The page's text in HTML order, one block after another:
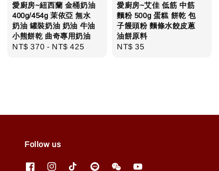
愛廚房~紐西蘭 金桶奶油
400g/454g 茉依亞 無水
奶油 罐裝奶油 奶油 牛油
小熊餅乾 曲奇專用奶油
Regular
NT$ 370 - NT$ 425
愛廚房~艾佳 低筋 中筋
麵粉 500g 蛋糕 餅乾 包
子饅頭粉 麵條水餃皮蔥
油餅原料
Regular
NT$ 35
Follow us